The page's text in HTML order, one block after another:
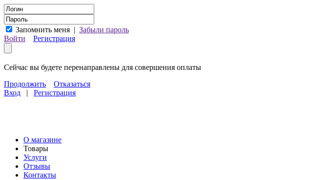
Запомнить меня | Забыли пароль
Войти
Регистрация
Сейчас вы будете перенаправлены для совершения оплаты
Продолжить
Отказаться
Вход | Регистрация
О магазине
Товары
Услуги
Отзывы
Контакты